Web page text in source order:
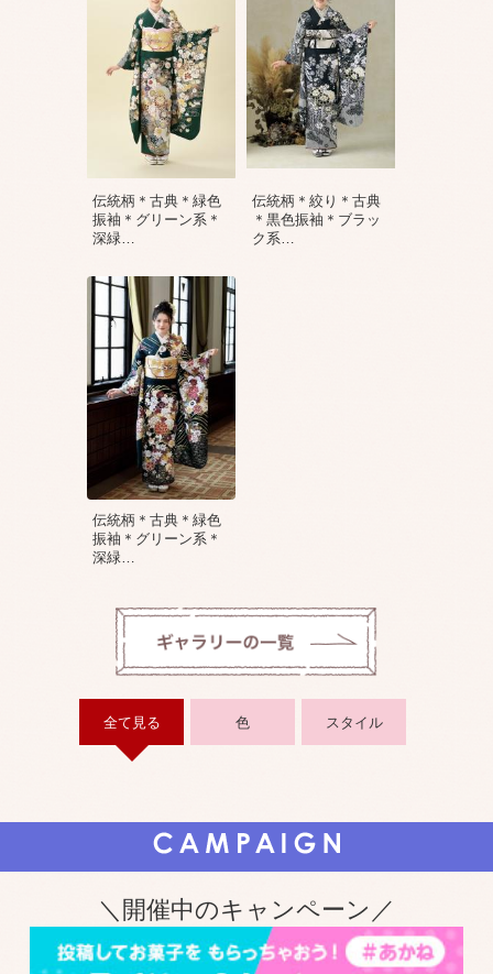
伝統柄＊古典＊緑色
振袖＊グリーン系＊
深緑
伝統柄＊絞り＊古典
＊黒色振袖＊ブラッ
ク系
伝統柄＊古典＊緑色
振袖＊グリーン系＊
深緑
全て見る 色 スタイル
＼開催中のキャンペーン／